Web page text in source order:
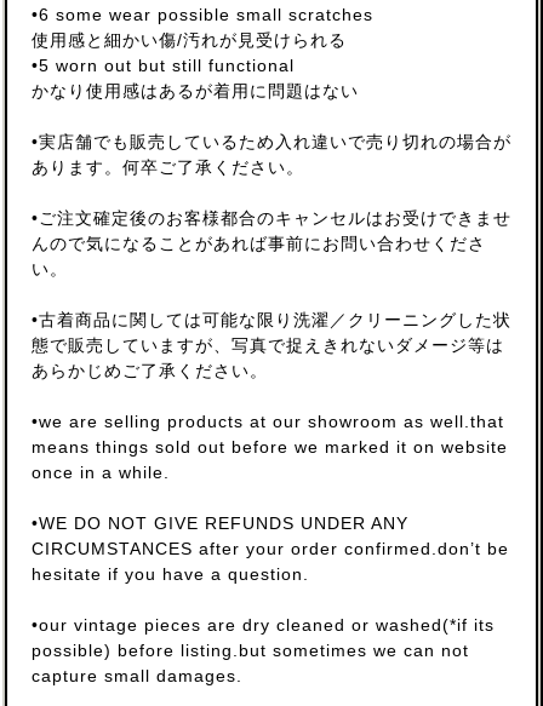
•6 some wear possible small scratches
使用感と細かい傷/汚れが見受けられる
•5 worn out but still functional
かなり使用感はあるが着用に問題はない
•実店舗でも販売しているため入れ違いで売り切れの場合が
あります。何卒ご了承ください。
•ご注文確定後のお客様都合のキャンセルはお受けできませ
んので気になることがあれば事前にお問い合わせくださ
い。
•古着商品に関しては可能な限り洗濯／クリーニングした状
態で販売していますが、写真で捉えきれないダメージ等は
あらかじめご了承ください。
•we are selling products at our showroom as well.that
means things sold out before we marked it on website
once in a while.
•WE DO NOT GIVE REFUNDS UNDER ANY
CIRCUMSTANCES after your order confirmed.don’t be
hesitate if you have a question.
•our vintage pieces are dry cleaned or washed(*if its
possible) before listing.but sometimes we can not
capture small damages.